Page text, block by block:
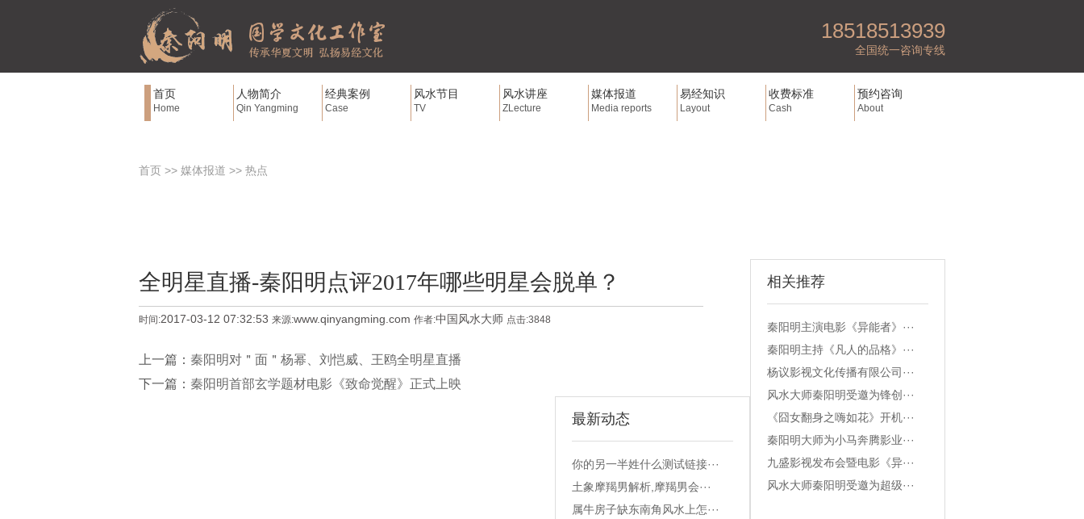
18518513939
全国统一咨询专线
首页
Home
人物简介
Qin Yangming
经典案例
Case
风水节目
TV
风水讲座
ZLecture
媒体报道
Media reports
易经知识
Layout
收费标准
Cash
预约咨询
About
首页 >> 媒体报道 >> 热点
全明星直播-秦阳明点评2017年哪些明星会脱单？
时间:2017-03-12 07:32:53 来源:www.qinyangming.com 作者:中国风水大师 点击:3848
上一篇： 秦阳明对＂面＂杨幂、刘恺威、王鸥全明星直播
下一篇： 秦阳明首部玄学题材电影《致命觉醒》正式上映
相关推荐
秦阳明主演电影《异能者》···
秦阳明主持《凡人的品格》···
杨议影视文化传播有限公司···
风水大师秦阳明受邀为锋创···
《囧女翻身之嗨如花》开机···
秦阳明大师为小马奔腾影业···
九盛影视发布会暨电影《异···
风水大师秦阳明受邀为超级···
最新动态
你的另一半姓什么测试链接···
土象摩羯男解析,摩羯男会···
属牛房子缺东南角风水上怎···